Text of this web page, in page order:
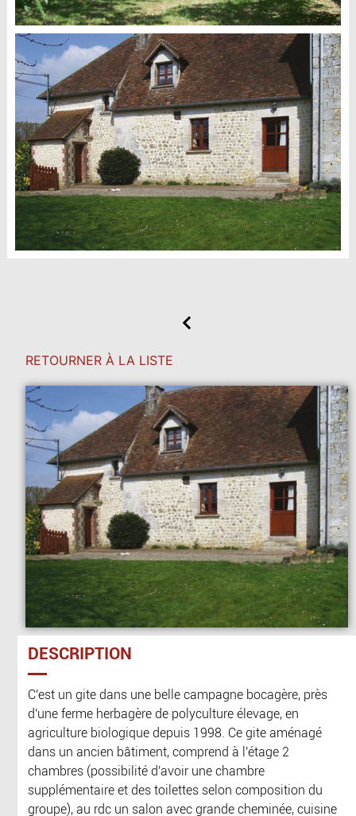
RETOURNER À LA LISTE
DESCRIPTION
C'est un gite dans une belle campagne bocagère, près
d'une ferme herbagère de polyculture élevage, en
agriculture biologique depuis 1998. Ce gite aménagé
dans un ancien bâtiment, comprend à l'étage 2
chambres (possibilité d'avoir une chambre
supplémentaire et des toilettes selon composition du
groupe), au rdc un salon avec grande cheminée, cuisine